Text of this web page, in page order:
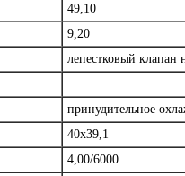
49,10
9,20
лепестковый клапан
принудительное
40x39,1
4,00/6000